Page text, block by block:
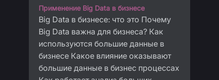
Применение Big Data в бизнесе
Big Data в бизнесе: что это Почему
Big Data важна для бизнеса? Как
используются большие данные в
бизнесе Какое влияние оказывают
большие данные в бизнес процессах